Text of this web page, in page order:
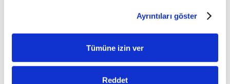
Ayrıntıları göster
Tümüne izin ver
Reddet
Son güncelleme: 09 Ocak 2026 - 14:49